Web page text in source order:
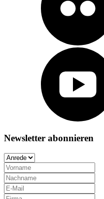
Newsletter abonnieren